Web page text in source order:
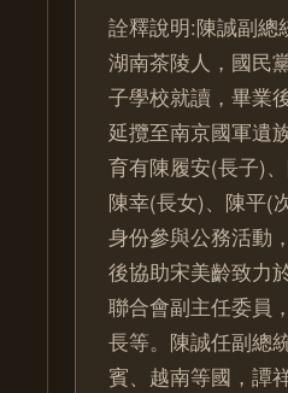
詮釋說明:陳誠副總
湖南茶陵人，國民
子學校就讀，畢業
延攬至南京國軍遺
育有陳履安(長子)
陳幸(長女)、陳平(
身份參與公務活動
後協助宋美齡致力
聯合會副主任委員
長等。陳誠任副總
賓、越南等國，譚